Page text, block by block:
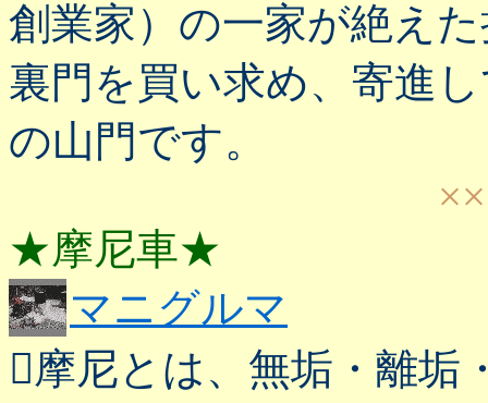
創業家）の一家が絶え
裏門を買い求め、寄進
の山門です。
★摩尼車★
マニグルマ
摩尼とは、無垢・離垢